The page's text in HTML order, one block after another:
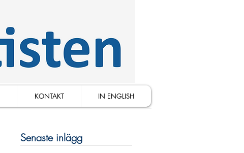
KONTAKT IN ENGLISH
Senaste inlägg